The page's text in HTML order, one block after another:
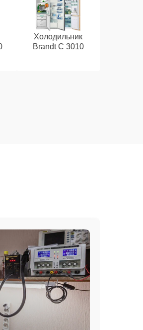
Холодильник
Brandt C 3010